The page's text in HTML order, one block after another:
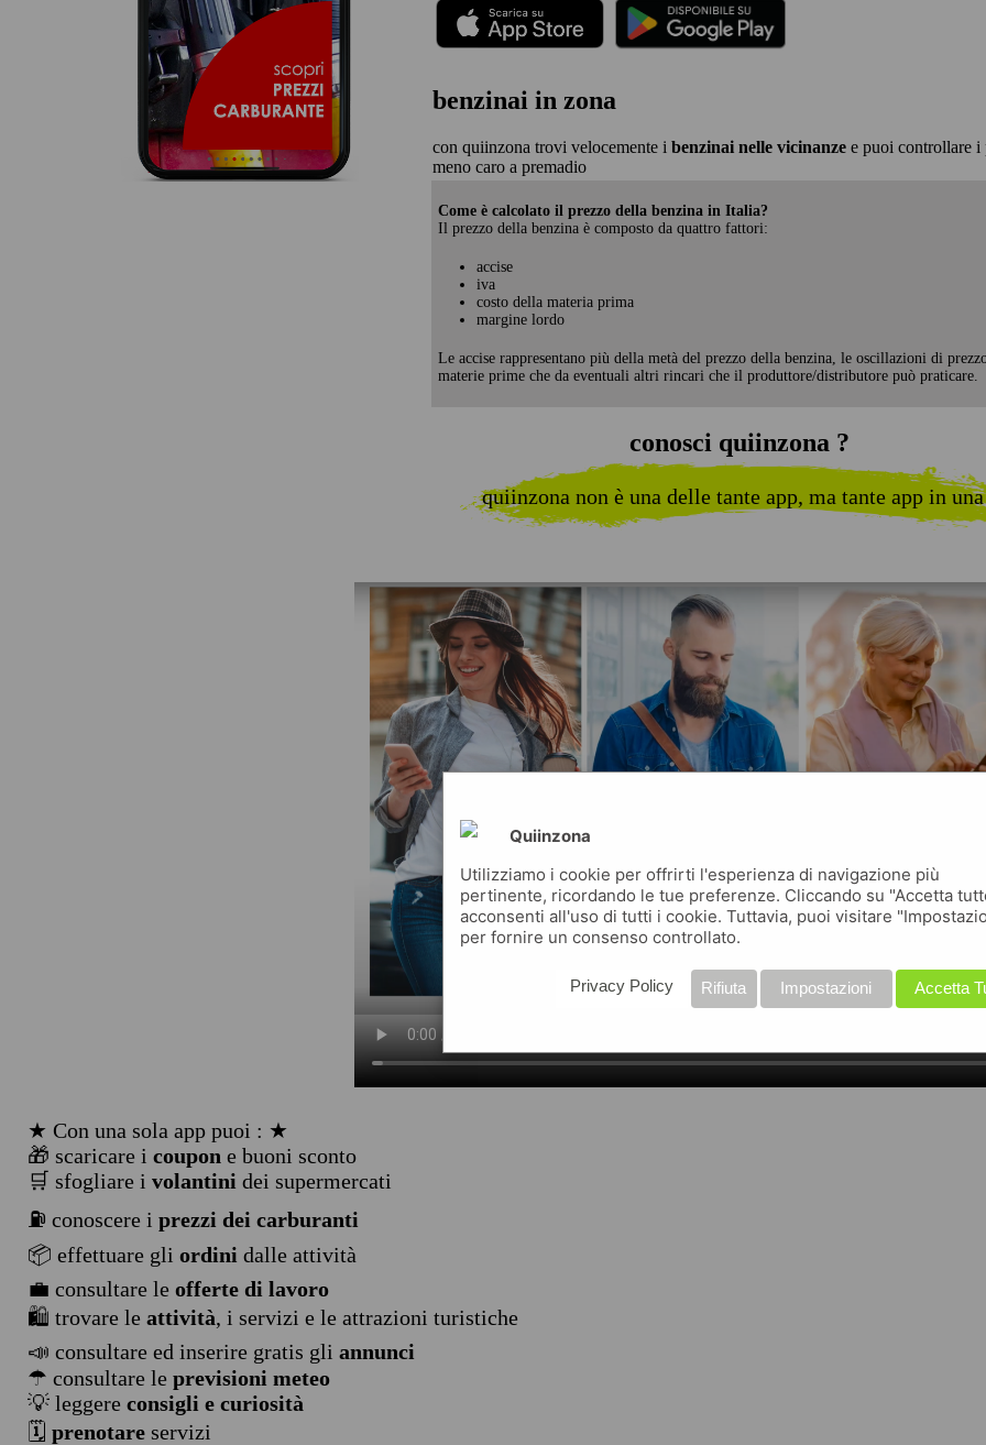
benzinai in zona
con quiinzona trovi velocemente i benzinai nelle vicinanze e puoi controllare i
meno caro a premadio
Come è calcolato il prezzo della benzina in Italia?
Il prezzo della benzina è composto da quattro fattori:
accise
iva
costo della materia prima
margine lordo
Le accise rappresentano più della metà del prezzo della benzina, le oscillazioni di
materie prime che da eventuali altri rincari che il produttore/distributore può praticare.
conosci quiinzona ?
quiinzona non è una delle tante app, ma tante app in
★ Con una sola app puoi : ★
🎁 scaricare i coupon e buoni sconto
🛒 sfogliare i volantini dei supermercati
⛽ conoscere i prezzi dei carburanti
📦 effettuare gli ordini dalle attività
💼 consultare le offerte di lavoro
🛍️ trovare le attività, i servizi e le attrazioni turistiche
📣 consultare ed inserire gratis gli annunci
☂ consultare le previsioni meteo
💡 leggere consigli e curiosità
🗓️ prenotareservizi
Quiinzona
Utilizziamo i cookie per offrirti l'esperienza di navigazione più
pertinente, ricordando le tue preferenze. Cliccando su "Accetta
acconsenti all'uso di tutti i cookie. Tuttavia, puoi visitare
per fornire un consenso controllato.
Accetta
Impostazioni
Rifiuta
Privacy Policy